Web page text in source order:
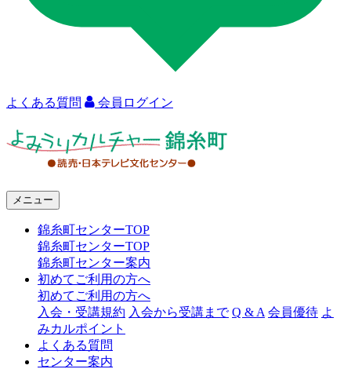
よくある質問 会員ログイン
ャ
メニュー
錦糸町センターTOP
錦糸町センターTOP
錦糸町センター案内
初めてご利用の方へ
初めてご利用の方へ
入会・受講規約 入会から受講まで Q & A 会員優待 よ
みカルポイント
よくある質問
センター案内